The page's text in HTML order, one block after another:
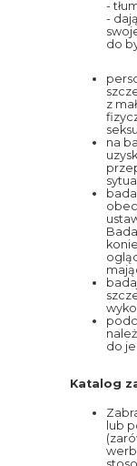
-
-
do
z
na
do
Katalog
lub